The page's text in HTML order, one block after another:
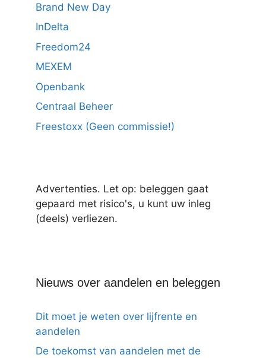
Brand New Day
InDelta
Freedom24
MEXEM
Openbank
Centraal Beheer
Freestoxx (Geen commissie!)
Advertenties. Let op: beleggen gaat
gepaard met risico's, u kunt uw inleg
(deels) verliezen.
Nieuws over aandelen en beleggen
Dit moet je weten over lijfrente en
aandelen
De toekomst van aandelen met de